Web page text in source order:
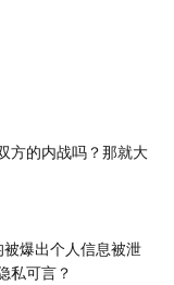
方的内战吗？那就大
爆出个人信息被泄
私可言？